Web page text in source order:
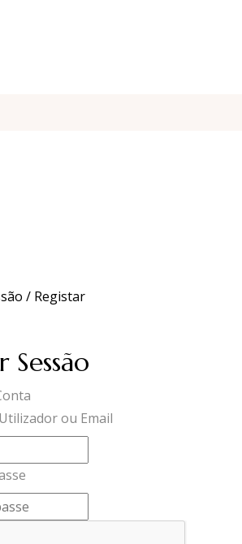
/ Registar
Sessão
ou Email